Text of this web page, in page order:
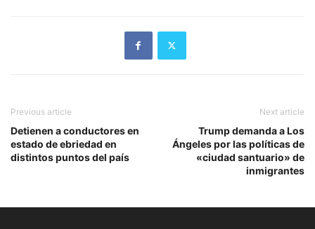
Previous article
Detienen a conductores en
estado de ebriedad en
distintos puntos del país
Next article
Trump demanda a Los
Ángeles por las políticas de
«ciudad santuario» de
inmigrantes